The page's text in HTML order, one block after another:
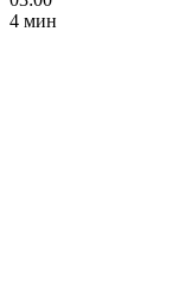
4 мин